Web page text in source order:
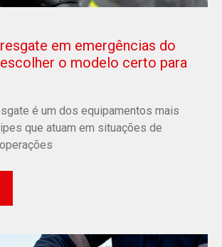
em emergências do
o modelo certo para
é um dos equipamentos mais
que atuam em situações de